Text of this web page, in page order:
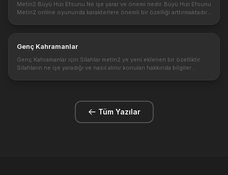
Metin2 Büyü Hızı Efsunu Ne işe yarar ve önemi nedir. Büyü Hızı Efsunu
Metin2 online oyununda karakterlere önemli bir özelliği arttırmaktadır.
Genç Kahramanlar
Genç Kahramanlar için Silahlar metin2 ye yeni eklenen bir özelliktir.
Silahların ne işe yaradığı ve nasıl alınır konuları hakkında bilgiler
Tüm Yazılar